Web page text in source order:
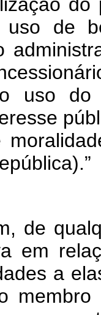
de
o uso
de
em
a